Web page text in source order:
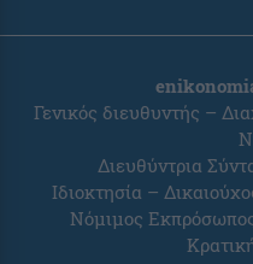
Γενικός διευθυντής –
Διευθύντρια
Ιδιοκτησία –
Νόμιμος